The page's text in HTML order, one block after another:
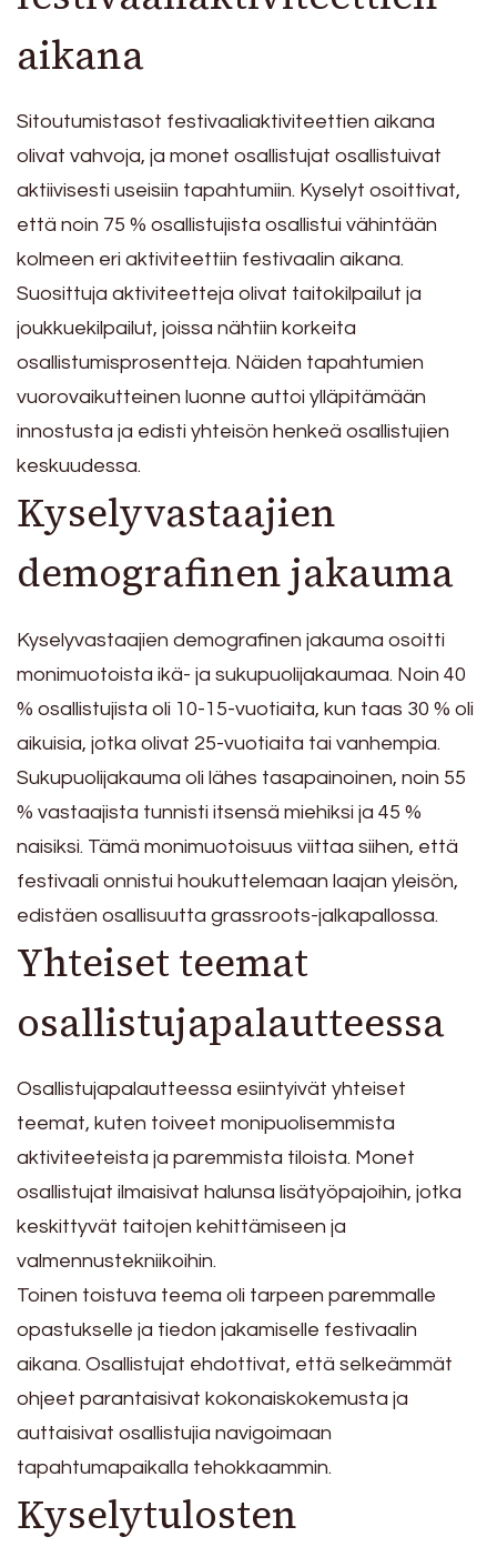
aikana
Sitoutumistasot festivaaliaktiviteettien aikana
olivat vahvoja, ja monet osallistujat osallistuivat
aktiivisesti useisiin tapahtumiin. Kyselyt osoittivat,
että noin 75 % osallistujista osallistui vähintään
kolmeen eri aktiviteettiin festivaalin aikana.
Suosittuja aktiviteetteja olivat taitokilpailut ja
joukkuekilpailut, joissa nähtiin korkeita
osallistumisprosentteja. Näiden tapahtumien
vuorovaikutteinen luonne auttoi ylläpitämään
innostusta ja edisti yhteisön henkeä osallistujien
keskuudessa.
Kyselyvastaajien
demografinen jakauma
Kyselyvastaajien demografinen jakauma osoitti
monimuotoista ikä- ja sukupuolijakaumaa. Noin 40
% osallistujista oli 10-15-vuotiaita, kun taas 30 % oli
aikuisia, jotka olivat 25-vuotiaita tai vanhempia.
Sukupuolijakauma oli lähes tasapainoinen, noin 55
% vastaajista tunnisti itsensä miehiksi ja 45 %
naisiksi. Tämä monimuotoisuus viittaa siihen, että
festivaali onnistui houkuttelemaan laajan yleisön,
edistäen osallisuutta grassroots-jalkapallossa.
Yhteiset teemat
osallistujapalautteessa
Osallistujapalautteessa esiintyivät yhteiset
teemat, kuten toiveet monipuolisemmista
aktiviteeteista ja paremmista tiloista. Monet
osallistujat ilmaisivat halunsa lisätyöpajoihin, jotka
keskittyvät taitojen kehittämiseen ja
valmennustekniikoihin.
Toinen toistuva teema oli tarpeen paremmalle
opastukselle ja tiedon jakamiselle festivaalin
aikana. Osallistujat ehdottivat, että selkeämmät
ohjeet parantaisivat kokonaiskokemusta ja
auttaisivat osallistujia navigoimaan
tapahtumapaikalla tehokkaammin.
Kyselytulosten